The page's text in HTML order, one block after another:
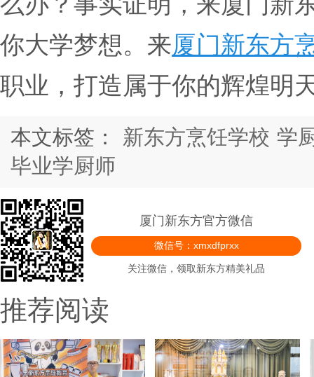
你大学梦想。来厦门新东方
职业，打造属于你的辉煌明
本文标签： 新东方烹饪学校 学
毕业学厨师
厦门新东方官方微信
微信号：xmxdfprxx
关注微信，领取新东方精美礼品
推荐阅读